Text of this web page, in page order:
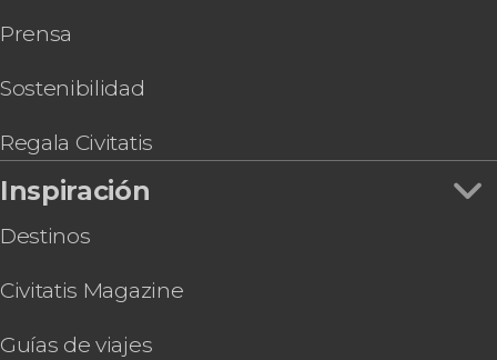
Entrada al Museo de la Acrópolis
Athens Flex Pass
Prensa
Sostenibilidad
Regala Civitatis
Inspiración
Destinos
Civitatis Magazine
Guías de viajes